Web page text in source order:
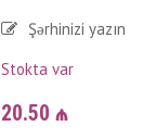
Şərhinizi yazın
Stokta var
20.50 ₼